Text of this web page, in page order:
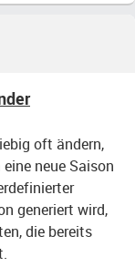
oft ändern,
neue Saison
generiert wird,
die bereits